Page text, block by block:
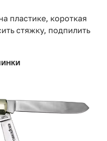
пластике, короткая
стяжку, подпилить